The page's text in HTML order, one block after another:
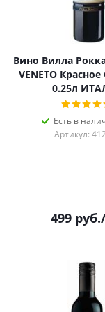
Вино Вилла
VENETO
0.25л
Есть в
Артикул:
499руб.